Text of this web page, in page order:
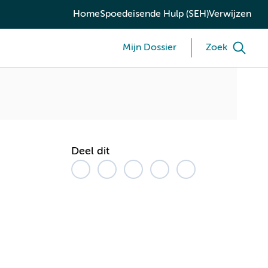
HomeSpoedeisende Hulp (SEH)Verwijzen
Mijn Dossier Zoek
Deel dit